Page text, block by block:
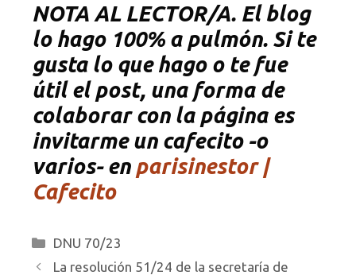
NOTA AL LECTOR/A. El blog
lo hago 100% a pulmón. Si te
gusta lo que hago o te fue
útil el post, una forma de
colaborar con la página es
invitarme un cafecito -o
varios- en parisinestor |
Cafecito
Categorías
DNU 70/23
La resolución 51/24 de la secretaría de